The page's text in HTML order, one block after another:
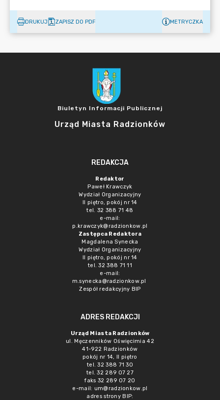
DRUKUJ ZAPISZ DO PDF METRYCZKA
Biuletyn Informacji Publicznej
Urząd Miasta Radzionków
REDAKCJA
Redaktor
Paweł Krawczyk
Wydział Organizacyjny
II piętro, pokój nr 14
tel. 32 388 71 48
e-mail:
p.krawczyk@radzionkow.pl
Zastępca Redaktora
Magdalena Synecka
Wydział Organizacyjny
II piętro, pokój nr 14
tel. 32 388 71 11
e-mail:
m.synecka@radzionkow.pl
Zespół redakcyjny BIP
ADRES REDAKCJI
Urząd Miasta Radzionków
ul. Męczenników Oświęcimia 42
41-922 Radzionków
pokój nr 14, II piętro
tel. 32 388 71 30
tel. 32 289 07 27
faks 32 289 07 20
e-mail: um@radzionkow.pl
adres strony BIP: